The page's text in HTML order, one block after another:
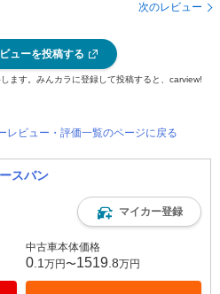
次のレビュー
ューを投稿する
ます。みんカラに登録して投稿すると、carview!
レビュー・評価一覧のページに戻る
スバン
マイカー登録
中古車本体価格
0 .1 万円〜1519 .8万円